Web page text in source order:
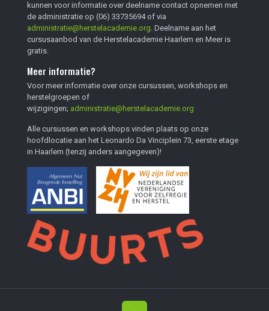
kunnen voor informatie over deelname contact opnemen met
de administratie op (06) 33735694of via
administratie@herstelacademie.org. Deelname aan het
cursusaanbod van de Herstelacademie Haarlem en Meer is
gratis.
Meer informatie?
Voor meer informatie over onze cursussen, workshops en
herstelgroepen of
wijzigingen; administratie@herstelacademie.org
Alle cursussen en workshops vinden plaats op onze
hoofdlocatie aan het Leonardo Da Vinciplein 73, eerste etage
in Haarlem (tenzij anders aangegeven)!